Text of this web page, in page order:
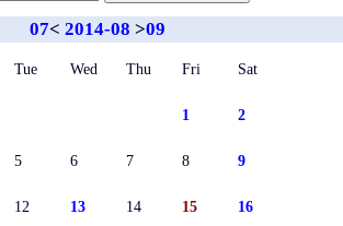
07< 2014-08 >09
Tue Wed Thu Fri Sat
1 2
5 6 7 8 9
12 13 14 15 16